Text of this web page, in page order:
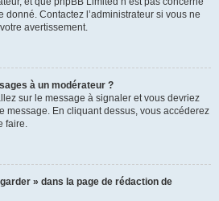
donné. Contactez l’administrateur si vous ne
avertissement.
à un modérateur ?
sur le message à signaler et vous devriez
message. En cliquant dessus, vous accéderez
faire.
» dans la page de rédaction de